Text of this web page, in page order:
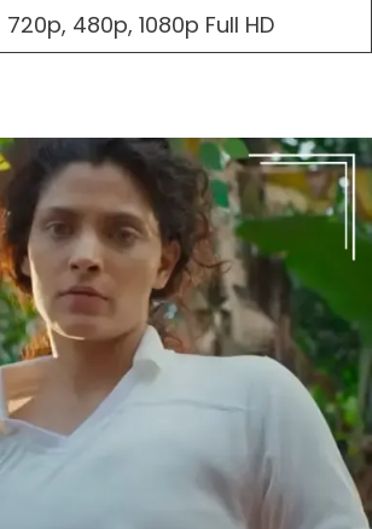
720p, 480p, 1080p Full HD